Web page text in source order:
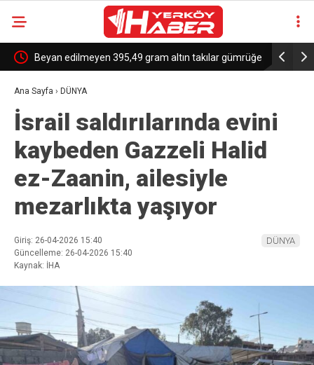
Beyan edilmeyen 395,49 gram altın takılar gümrüğe
takıldı
Ana Sayfa › DÜNYA
İsrail saldırılarında evini
kaybeden Gazzeli Halid
ez-Zaanin, ailesiyle
mezarlıkta yaşıyor
Giriş: 26-04-2026 15:40
Güncelleme: 26-04-2026 15:40
Kaynak: İHA
DÜNYA